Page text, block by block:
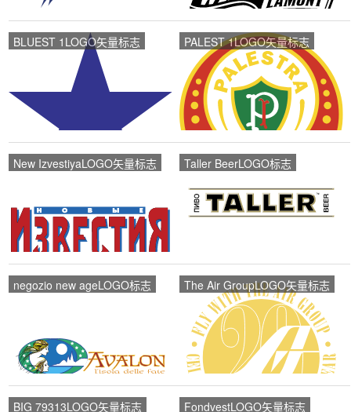
BLUEST 1LOGO矢量标志 PALEST 1LOGO矢量标志
New IzvestiyaLOGO矢量标志 Taller BeerLOGO标志
negozio new ageLOGO标志 The Air GroupLOGO矢量标志
BIG 79313LOGO矢量标志 FondvestLOGO矢量标志